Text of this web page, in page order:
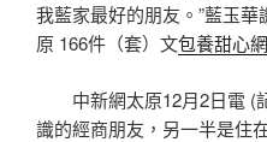
我藍家最好的朋友。”藍玉
原 166件（套）文包養甜心網
中新網太原12月2日電 (
識的經商朋友，另一半是住